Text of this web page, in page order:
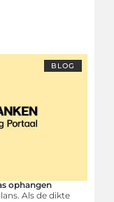
BLOG
ophangen
Als de dikte